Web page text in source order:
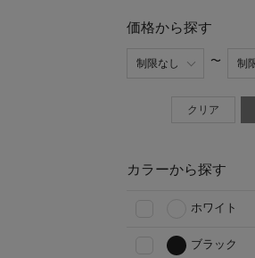
価格から探す
クリア
カラーから探す
ホワイト
ブラック